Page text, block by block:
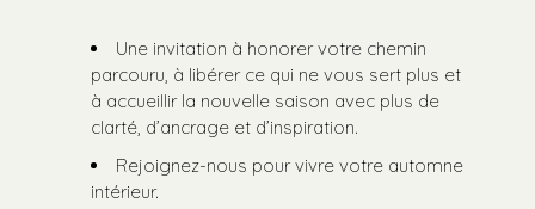
Une invitation à honorer votre chemin
parcouru, à libérer ce qui ne vous sert plus et
à accueillir la nouvelle saison avec plus de
clarté, d’ancrage et d’inspiration.
Rejoignez-nous pour vivre votre automne
intérieur.